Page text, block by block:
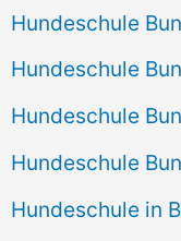
Hundeschule
Hundeschule
Hundeschule
Hundeschule
Hundeschule in